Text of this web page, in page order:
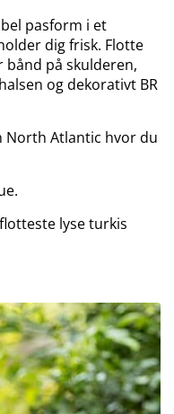
pasform i et
dig frisk. Flotte
på skulderen,
og dekorativt BR
North Atlantic hvor du
lyse turkis